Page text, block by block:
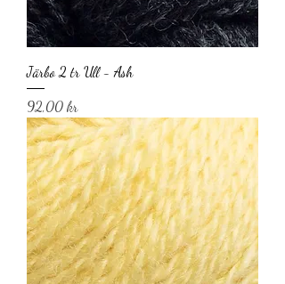
Järbo 2 tr Ull - Ash
Pris
92,00 kr